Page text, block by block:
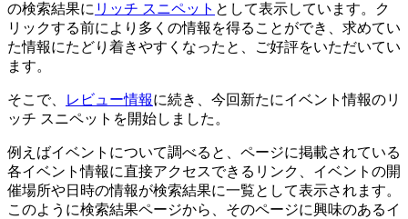
の検索結果に リッチ スニペット として表示しています。ク
リックする前により多くの情報を得ることができ、求めてい
た情報にたどり着きやすくなったと、ご好評をいただいてい
ます。
そこで、 レビュー情報に続き、今回新たにイベント情報のリ
ッチ スニペットを開始しました。
例えばイベントについて調べると、ページに掲載されている
各イベント情報に直接アクセスできるリンク、イベントの開
催場所や日時の情報が検索結果に一覧として表示されます。
このように検索結果ページから、そのページに興味のあるイ